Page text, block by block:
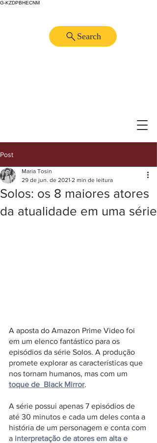
G-KZDPBHECNM
Search
Post
Solos: os 8 maiores atores
da atualidade em uma série
Maria Tosin
29 de jun. de 2021 2 min de leitura
A aposta do Amazon Prime Video foi
em um elenco fantástico para os
episódios da série Solos. A produção
promete explorar as características que
nos tornam humanos, mas com um
toque de  Black Mirror.
A série possui apenas 7 episódios de
até 30 minutos e cada um deles conta a
história de um personagem e conta com
a interpretação de atores em alta e